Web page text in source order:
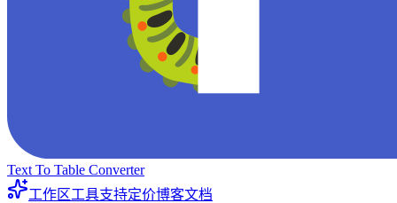
Text To Table Converter
工作区工具支持定价博客文档